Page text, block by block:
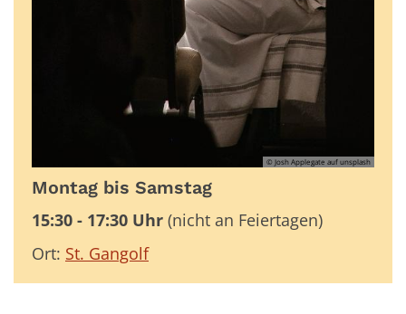
© Josh Applegate auf unsplash
Montag bis Samstag
15:30 - 17:30 Uhr (nicht an Feiertagen)
Ort: St. Gangolf